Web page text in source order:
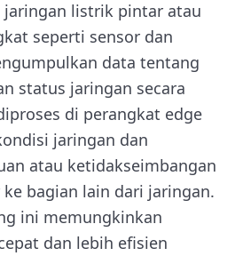
jaringan listrik pintar atau
seperti sensor dan
data tentang
status jaringan secara
di perangkat edge
jaringan dan
atau ketidakseimbangan
bagian lain dari jaringan.
ini memungkinkan
dan lebih efisien